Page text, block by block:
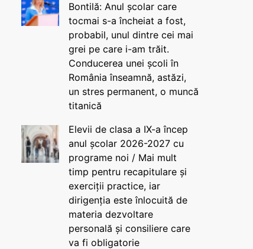
Bontilă: Anul școlar care
tocmai s-a încheiat a fost,
probabil, unul dintre cei mai
grei pe care i-am trăit.
Conducerea unei școli în
România înseamnă, astăzi,
un stres permanent, o muncă
titanică
Elevii de clasa a IX-a încep
anul școlar 2026-2027 cu
programe noi / Mai mult
timp pentru recapitulare și
exerciții practice, iar
dirigenția este înlocuită de
materia dezvoltare
personală și consiliere care
va fi obligatorie